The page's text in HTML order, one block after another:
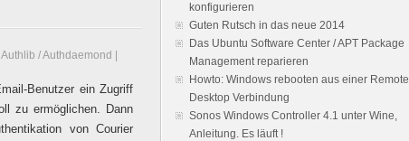
/ Authdaemond
Benutzer ein Zugriff
zu ermöglichen. Dann
von Courier
konfigurieren
Guten Rutsch in das neue 2014
Das Ubuntu Software Center / APT Package
Management reparieren
Howto: Windows rebooten aus einer Remote
Desktop Verbindung
Sonos Windows Controller 4.1 unter Wine,
Anleitung. Es läuft !